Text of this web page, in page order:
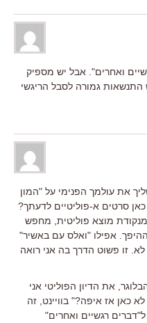
ואחרים". אבל יש מספיק
גמורה לסבל הריגשי
את עולמך הפנימי על "המון
סרטים א-פוליטיים לדעתך?
מוצא פוליטית, מחפש
אפילו "ואלס עם באשיר"
לא. זו פשוט הדרך בה אני רואה
את הדיון הפוליטי אני
כאן אז איפה?" בוויינט, זה
רגשיים ואחרים"